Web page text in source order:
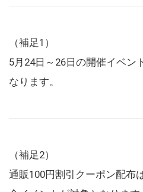
（補足1）
5月24日～26日の開催イベン
なります。
（補足2）
通販100円割引クーポン配布